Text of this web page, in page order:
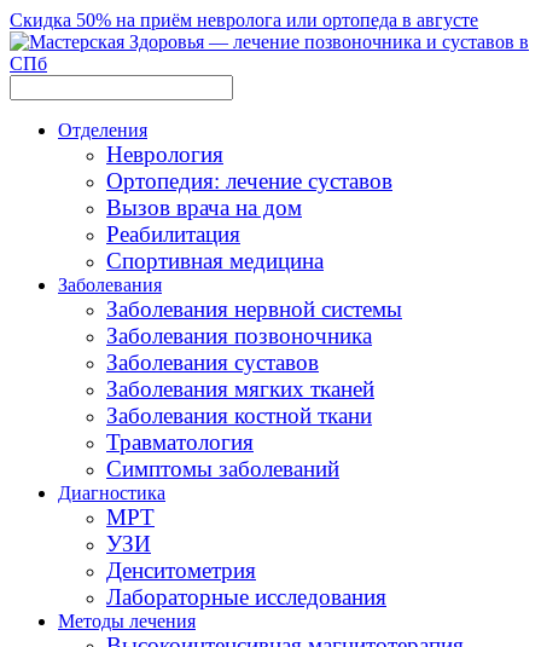
Скидка 50% на приём невролога или ортопеда в августе
Отделения
Неврология
Ортопедия: лечение суставов
Вызов врача на дом
Реабилитация
Спортивная медицина
Заболевания
Заболевания нервной системы
Заболевания позвоночника
Заболевания суставов
Заболевания мягких тканей
Заболевания костной ткани
Травматология
Симптомы заболеваний
Диагностика
МРТ
УЗИ
Денситометрия
Лабораторные исследования
Методы лечения